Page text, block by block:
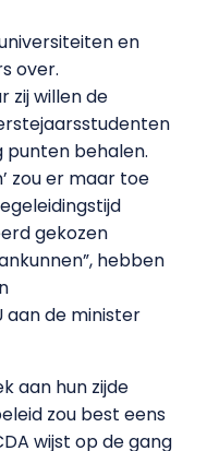
en
over.
zij willen de
punten behalen.
zou er maar toe
gekozen
hebben
aan de minister
aan hun zijde
zou best eens
wijst op de gang